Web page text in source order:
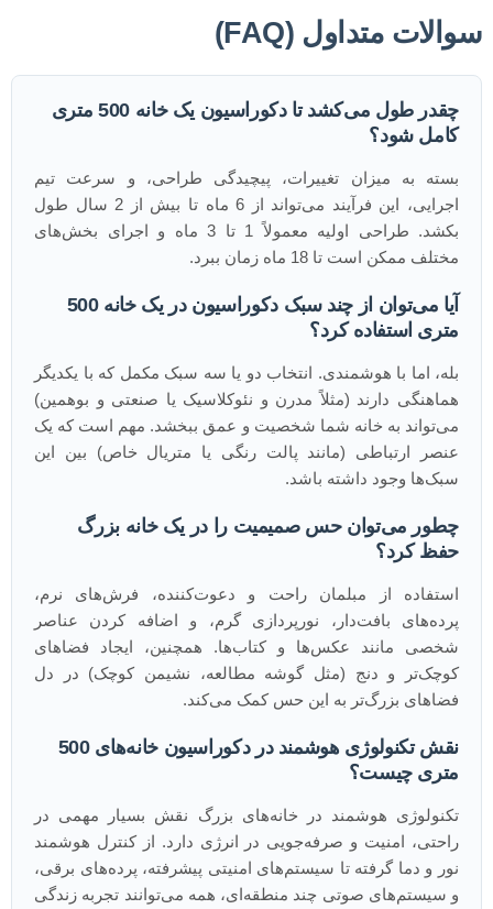
سوالات متداول (FAQ)
چقدر طول می‌کشد تا دکوراسیون یک خانه 500 متری
کامل شود؟
بسته به میزان تغییرات، پیچیدگی طراحی، و سرعت تیم
اجرایی، این فرآیند می‌تواند از 6 ماه تا بیش از 2 سال طول
بکشد. طراحی اولیه معمولاً 1 تا 3 ماه و اجرای بخش‌های
مختلف ممکن است تا 18 ماه زمان ببرد.
آیا می‌توان از چند سبک دکوراسیون در یک خانه 500
متری استفاده کرد؟
بله، اما با هوشمندی. انتخاب دو یا سه سبک مکمل که با یکدیگر
هماهنگی دارند (مثلاً مدرن و نئوکلاسیک یا صنعتی و بوهمین)
می‌تواند به خانه شما شخصیت و عمق ببخشد. مهم است که یک
عنصر ارتباطی (مانند پالت رنگی یا متریال خاص) بین این
سبک‌ها وجود داشته باشد.
چطور می‌توان حس صمیمیت را در یک خانه بزرگ
حفظ کرد؟
استفاده از مبلمان راحت و دعوت‌کننده، فرش‌های نرم،
پرده‌های بافت‌دار، نورپردازی گرم، و اضافه کردن عناصر
شخصی مانند عکس‌ها و کتاب‌ها. همچنین، ایجاد فضاهای
کوچک‌تر و دنج (مثل گوشه مطالعه، نشیمن کوچک) در دل
فضاهای بزرگ‌تر به این حس کمک می‌کند.
نقش تکنولوژی هوشمند در دکوراسیون خانه‌های 500
متری چیست؟
تکنولوژی هوشمند در خانه‌های بزرگ نقش بسیار مهمی در
راحتی، امنیت و صرفه‌جویی در انرژی دارد. از کنترل هوشمند
نور و دما گرفته تا سیستم‌های امنیتی پیشرفته، پرده‌های برقی،
و سیستم‌های صوتی چند منطقه‌ای، همه می‌توانند تجربه زندگی